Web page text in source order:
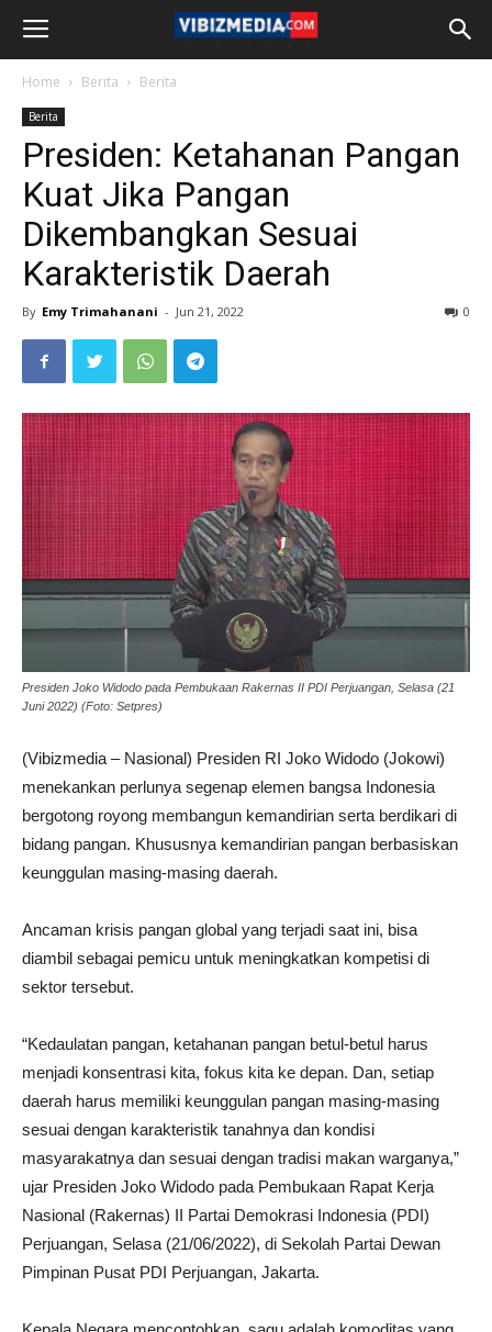
Home Berita Berita
Berita
Presiden: Ketahanan Pangan
Kuat Jika Pangan
Dikembangkan Sesuai
Karakteristik Daerah
By Emy Trimahanani - Jun 21, 2022 0
Presiden Joko Widodo pada Pembukaan Rakernas II PDI Perjuangan, Selasa (21
Juni 2022) (Foto: Setpres)
(Vibizmedia – Nasional) Presiden RI Joko Widodo (Jokowi)
menekankan perlunya segenap elemen bangsa Indonesia
bergotong royong membangun kemandirian serta berdikari di
bidang pangan. Khususnya kemandirian pangan berbasiskan
keunggulan masing-masing daerah.
Ancaman krisis pangan global yang terjadi saat ini, bisa
diambil sebagai pemicu untuk meningkatkan kompetisi di
sektor tersebut.
“Kedaulatan pangan, ketahanan pangan betul-betul harus
menjadi konsentrasi kita, fokus kita ke depan. Dan, setiap
daerah harus memiliki keunggulan pangan masing-masing
sesuai dengan karakteristik tanahnya dan kondisi
masyarakatnya dan sesuai dengan tradisi makan warganya,”
ujar Presiden Joko Widodo pada Pembukaan Rapat Kerja
Nasional (Rakernas) II Partai Demokrasi Indonesia (PDI)
Perjuangan, Selasa (21/06/2022), di Sekolah Partai Dewan
Pimpinan Pusat PDI Perjuangan, Jakarta.